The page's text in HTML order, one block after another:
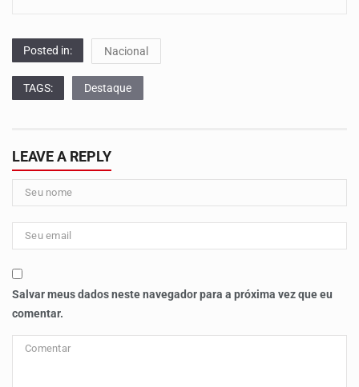
Posted in: Nacional
TAGS: Destaque
LEAVE A REPLY
Salvar meus dados neste navegador para a próxima vez que eu
comentar.